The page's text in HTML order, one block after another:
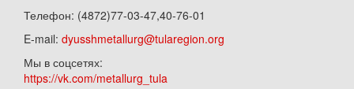
Телефон: (4872)77-03-47,40-76-01
E-mail: dyusshmetallurg@tularegion.org
Мы в соцсетях:
https://vk.com/metallurg_tula